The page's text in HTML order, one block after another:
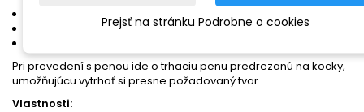
Pri prevedení s penou ide o trhaciu penu predrezanú na kocky,
umožňujúcu vytrhať si presne požadovaný tvar.
Vlastnosti:
Prejsť na stránku Podrobne o cookies